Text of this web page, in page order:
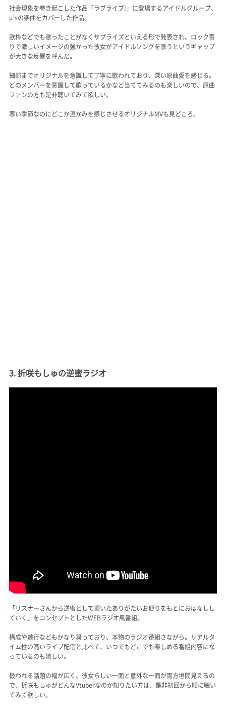
社会現象を巻き起こした作品「ラブライブ!」に登場するアイドルグループ、
μ'sの楽曲をカバーした作品。
歌枠などでも歌ったことがなくサプライズといえる形で発表され、ロック寄
りで激しいイメージの強かった彼女がアイドルソングを歌うというギャップ
が大きな反響を呼んだ。
細部までオリジナルを意識して丁寧に歌われており、深い原曲愛を感じる。
どのメンバーを意識して歌っているかなど当ててみるのも楽しいので、原曲
ファンの方も是非聴いてみて欲しい。
寒い季節なのにどこか温かみを感じさせるオリジナルMVも見どころ。
3. 折咲もしゅの逆蜜ラジオ
「リスナーさんから逆蜜として頂いたありがたいお便りをもとにおはなしし
ていく」をコンセプトとしたWEBラジオ風番組。
構成や進行などもかなり凝っており、本物のラジオ番組さながら。リアルタ
イム性の高いライブ配信と比べて、いつでもどこでも楽しめる番組内容にな
っているのも嬉しい。
扱われる話題の幅が広く、彼女らしい一面と意外な一面が両方垣間見えるの
で、折咲もしゅがどんなVtuberなのか知りたい方は、是非初回から順に聴い
てみて欲しい。